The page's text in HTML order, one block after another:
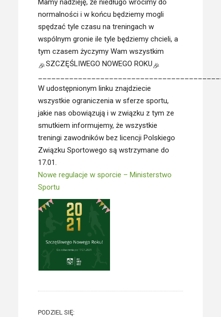
Mamy nadzieję, że niedługo wrócimy do
normalności i w końcu będziemy mogli
spędzać tyle czasu na treningach w
wspólnym gronie ile tyle będziemy chcieli, a
tym czasem życzymy Wam wszystkim
SZCZĘŚLIWEGO NOWEGO ROKU
W udostępnionym linku znajdziecie
wszystkie ograniczenia w sferze sportu,
jakie nas obowiązują i w związku z tym ze
smutkiem informujemy, że wszystkie
treningi zawodników bez licencji Polskiego
Związku Sportowego są wstrzymane do
17.01.
Nowe regulacje w sporcie – Ministerstwo
Sportu
PODZIEL SIĘ: